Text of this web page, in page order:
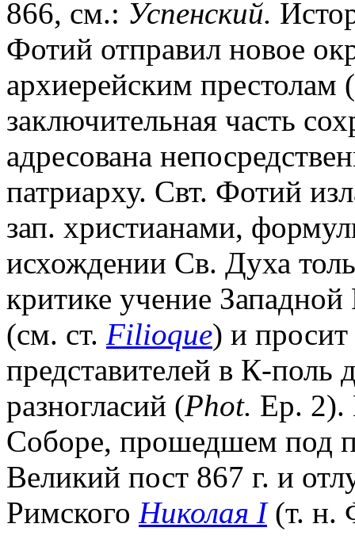
866, см.: Успенский.
Фотий отправил новое
архиерейским
заключительная часть
адресована
патриарху. Свт. Фотий
зап. христианами,
исхождении Св. Духа
критике учение
(см. ст. Filioque) и
представителей в К-поль
разногласий (Phot. Ep.
Соборе, прошедшем под
Великий пост 867 г. и
Римского Николая I(т. н.